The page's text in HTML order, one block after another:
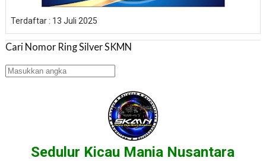
Terdaftar : 13 Juli 2025
Cari Nomor Ring Silver SKMN
Sedulur Kicau Mania Nusantara